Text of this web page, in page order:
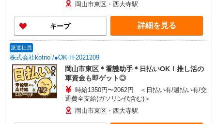
岡山市東区・西大寺駅
キープ 詳細を見る
派遣社員
株式会社kotrio /●OK-H-2021209
岡山市東区＊看護助手＊日払いOK！推し活の
軍資金も即ゲット◎
時給1350円〜2062円 ＜日払い有/週払い有/交
通費全支給(ガソリン代含む)＞
岡山市東区・西大寺駅